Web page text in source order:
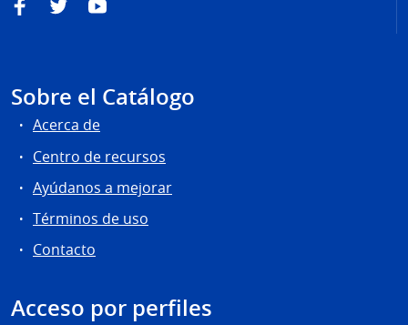
FacebookTwitterYouTube
Sobre el Catálogo
Acerca de
Centro de recursos
Ayúdanos a mejorar
Términos de uso
Contacto
Acceso por perfiles